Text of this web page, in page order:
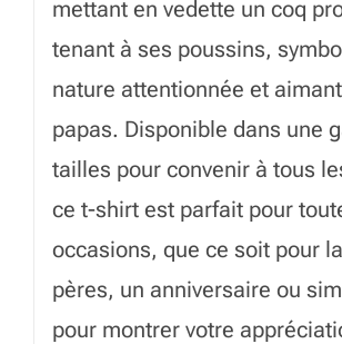
mettant en vedette un coq
tenant à ses poussins,
nature attentionnée et
papas. Disponible dans une
tailles pour convenir à tous
ce t-shirt est parfait pour
occasions, que ce soit pour
pères, un anniversaire ou
pour montrer votre